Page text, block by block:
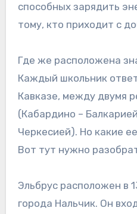
способных зарядить
тому, кто приходит с
Где же расположена
Каждый школьник
Кавказе, между двумя
(Кабардино –
Черкесией). Но какие
Вот тут нужно
Эльбрус расположен в
города Нальчик. Он